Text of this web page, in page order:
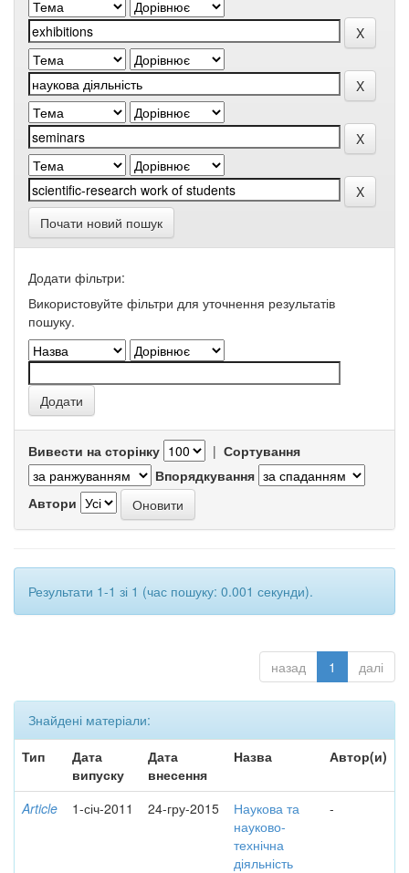
Почати новий пошук
Додати фільтри:
Використовуйте фільтри для уточнення результатів
пошуку.
Вивести на сторінку | Сортування
Впорядкування
Автори
Результати 1-1 зі 1 (час пошуку: 0.001 секунди).
назад 1 далі
Знайдені матеріали:
Тип
Дата
випуску
Дата
внесення
Назва Автор(и)
Article 1-січ-2011 24-гру-2015
Наукова та
науково-
технічна
діяльність
-